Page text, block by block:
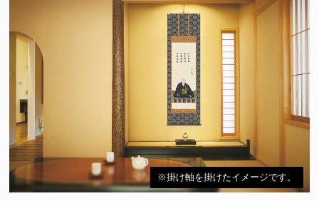
※掛け軸を掛けたイメージです。